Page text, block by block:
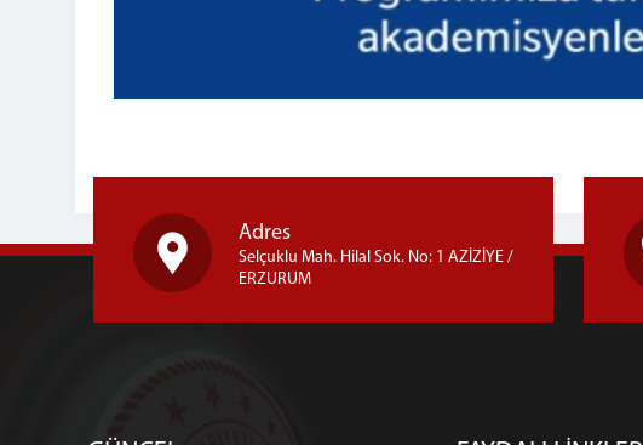
Adres
Selçuklu Mah. Hilal Sok. No: 1 AZİZİYE /
ERZURUM